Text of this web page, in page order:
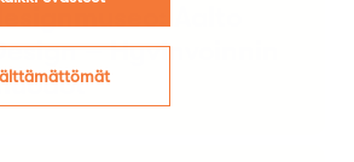
Aalto
– Hyvinvoinnin